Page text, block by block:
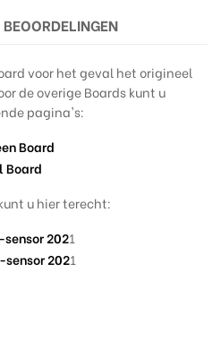
BEOORDELINGEN
voor het geval het origineel
de overige Boards kunt u
pagina's:
Board
Board
u hier terecht:
sensor 2021
sensor 2021